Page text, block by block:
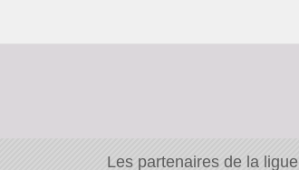
Les partenaires de la ligue